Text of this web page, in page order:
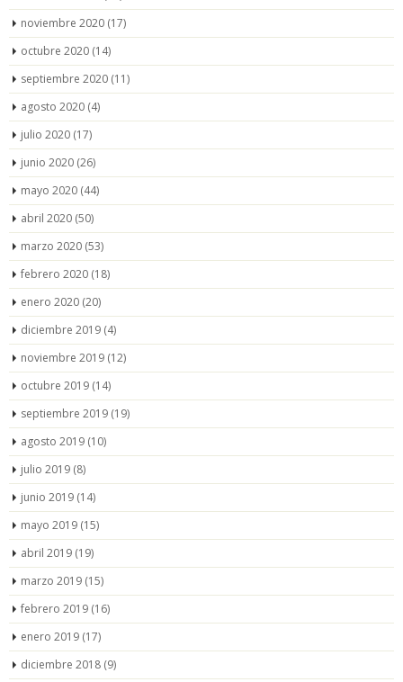
noviembre 2020 (17)
octubre 2020 (14)
septiembre 2020 (11)
agosto 2020 (4)
julio 2020 (17)
junio 2020 (26)
mayo 2020 (44)
abril 2020 (50)
marzo 2020 (53)
febrero 2020 (18)
enero 2020 (20)
diciembre 2019 (4)
noviembre 2019 (12)
octubre 2019 (14)
septiembre 2019 (19)
agosto 2019 (10)
julio 2019 (8)
junio 2019 (14)
mayo 2019 (15)
abril 2019 (19)
marzo 2019 (15)
febrero 2019 (16)
enero 2019 (17)
diciembre 2018 (9)